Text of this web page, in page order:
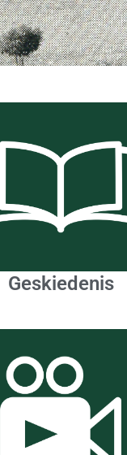
Geskiedenis